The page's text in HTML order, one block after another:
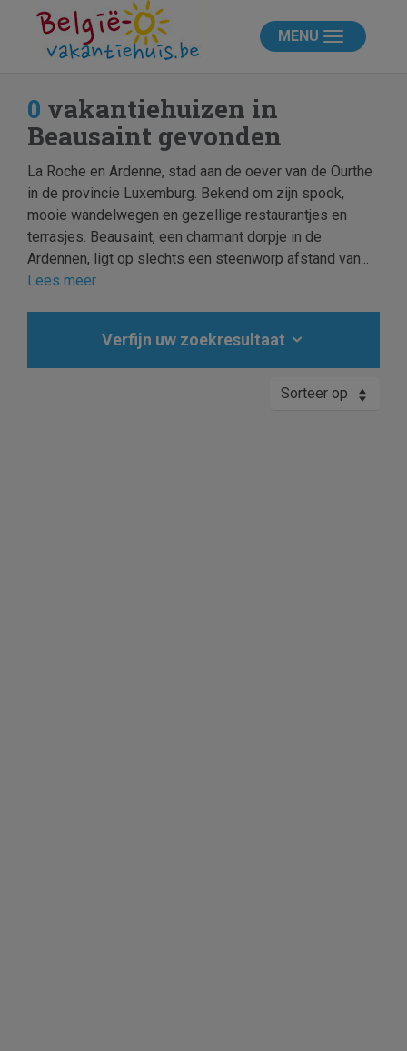
MENU
0 vakantiehuizen in
Beausaint gevonden
La Roche en Ardenne, stad aan de oever van de Ourthe
in de provincie Luxemburg. Bekend om zijn spook,
mooie wandelwegen en gezellige restaurantjes en
terrasjes. Beausaint, een charmant dorpje in de
Ardennen, ligt op slechts een steenworp afstand van...
Lees meer
Verfijn uw zoekresultaat
Sorteer op